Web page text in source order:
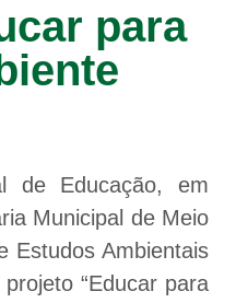
para
de Educação, em
Municipal de Meio
Estudos Ambientais
“Educar para